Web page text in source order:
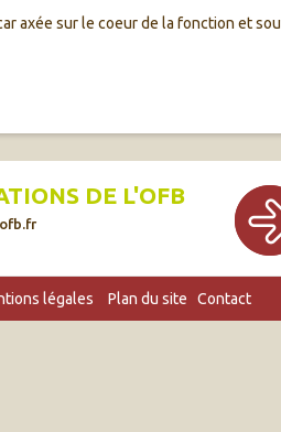
axée sur le coeur de la fonction et
DE L'OFB
légales Plan du site Contact